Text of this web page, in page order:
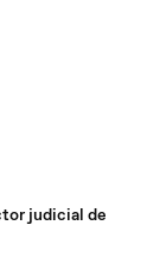
judicial de